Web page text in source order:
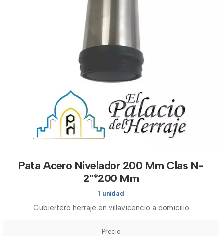
Pata Acero Nivelador 200 Mm Clas N-
2"*200 Mm
1 unidad
Cubiertero herraje en villavicencio a domicilio
Precio